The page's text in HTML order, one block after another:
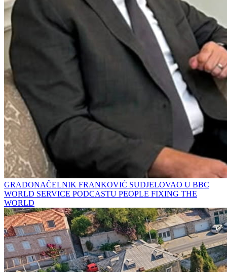
GRADONAČELNIK FRANKOVIĆ SUDJELOVAO U BBC
WORLD SERVICE PODCASTU PEOPLE FIXING THE
WORLD